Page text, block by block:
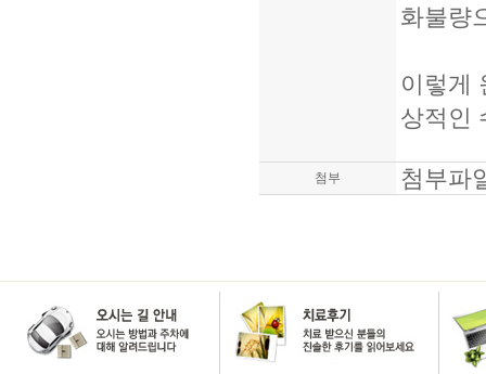
화불량
이렇게
상적인
첨부 첨부파